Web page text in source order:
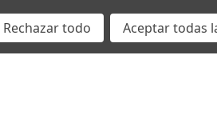
Rechazar todo Aceptar todas